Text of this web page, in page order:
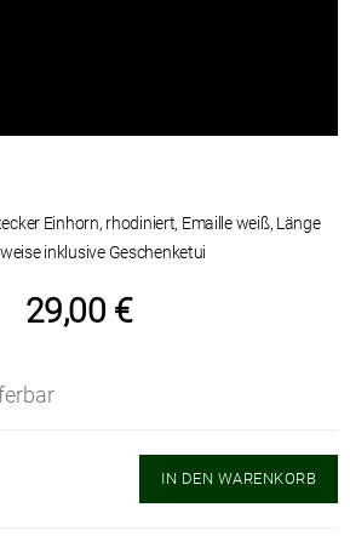
Einhorn, rhodiniert, Emaille weiß, Länge
29,00 €
IN DEN WARENKORB